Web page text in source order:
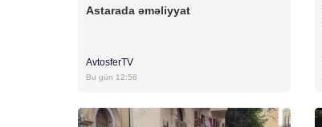
Astarada əməliyyat
AvtosferTV
Bu gün 12:58